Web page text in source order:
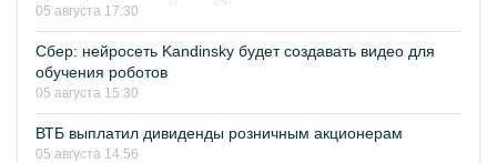
05 августа 17:30
Сбер: нейросеть Kandinsky будет создавать видео для
обучения роботов
05 августа 15:30
ВТБ выплатил дивиденды розничным акционерам
05 августа 14:56